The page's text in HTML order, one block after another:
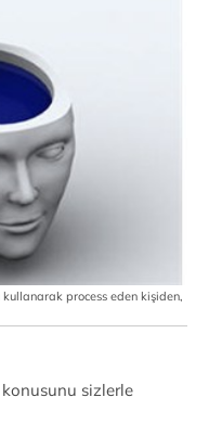
process eden kişiden,
konusunu sizlerle